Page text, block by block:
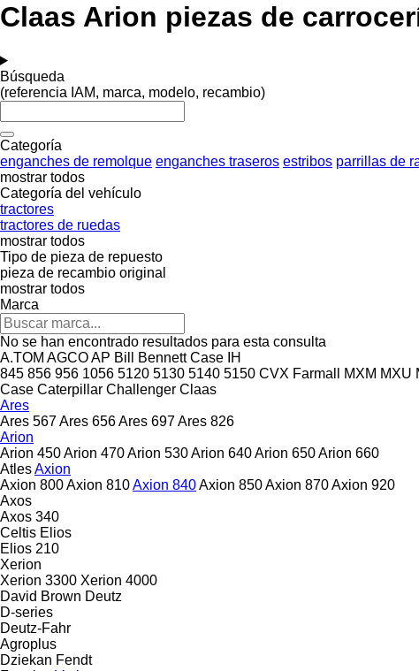
Claas Arion piezas de
Búsqueda
(referencia IAM, marca, modelo, recambio)
Categoría
enganches de remolque enganches traseros estribos parrillas de
mostrar todos
Categoría del vehículo
tractores
tractores de ruedas
mostrar todos
Tipo de pieza de repuesto
pieza de recambio original
mostrar todos
Marca
No se han encontrado resultados para esta consulta
A.TOM AGCOAP Bill Bennett Case IH
845 856 956 1056 5120 5130 5140 5150 CVX Farmall MXM MXU
Case Caterpillar Challenger Claas
Ares
Ares 567Ares 656Ares 697Ares 826
Arion
Arion 450Arion 470Arion 530Arion 640Arion 650Arion 660
AtlesAxion
Axion 800Axion 810Axion 840Axion 850Axion 870Axion 920
Axos
Axos 340
Celtis Elios
Elios 210
Xerion
Xerion 3300 Xerion 4000
David Brown Deutz
D-series
Deutz-Fahr
Agroplus
Dziekan Fendt